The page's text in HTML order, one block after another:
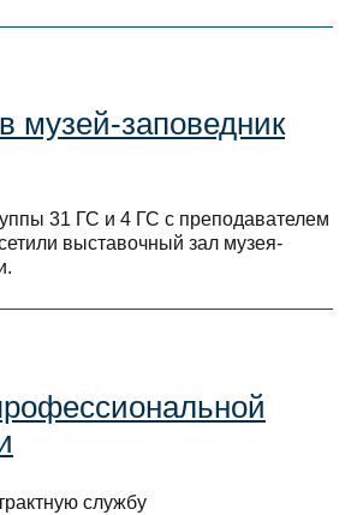
музей-заповедник
31 ГС и 4 ГС с преподавателем
выставочный зал музея-
службу